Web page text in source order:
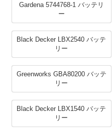
Gardena 5744768-1 バッテリ
ー
Black Decker LBX2540 バッテ
リー
Greenworks GBA80200 バッテ
リー
Black Decker LBX1540 バッテ
リー